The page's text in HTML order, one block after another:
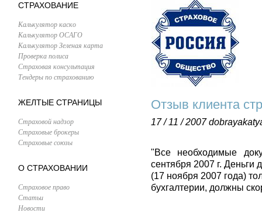
СТРАХОВАНИЕ
Калькулятор каско
Калькулятор ОСАГО
Калькулятор Зеленая карта
Проверка полиса
Страховая консультация
Тендеры по страхованию
ЖЕЛТЫЕ СТРАНИЦЫ
Страховой надзор
Страховые брокеры
Страховые союзы
О СТРАХОВАНИИ
Страховое право
Статьи
Новости
Отзыв клиента
17 / 11 / 2007
"Все необходимые
сентября 2007 г. Деньги
(17 ноября 2007 года)
бухгалтерии, должны